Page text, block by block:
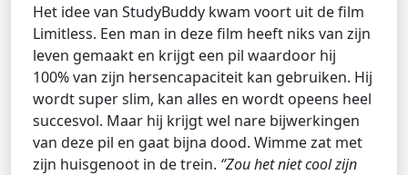
Het idee van StudyBuddy kwam voort uit de film
Limitless. Een man in deze film heeft niks van zijn
leven gemaakt en krijgt een pil waardoor hij
100% van zijn hersencapaciteit kan gebruiken. Hij
wordt super slim, kan alles en wordt opeens heel
succesvol. Maar hij krijgt wel nare bijwerkingen
van deze pil en gaat bijna dood. Wimme zat met
zijn huisgenoot in de trein. ‘’Zou het niet cool zijn